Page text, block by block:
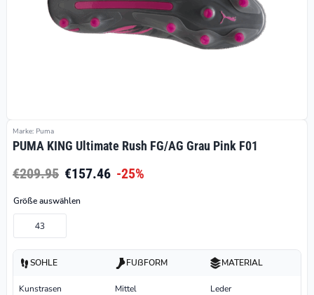
Marke: Puma
PUMA KING Ultimate Rush FG/AG Grau Pink F01
€209.95 €157.46 -25%
Größe auswählen
43
SOHLE
Kunstrasen
FUßFORM
Mittel
MATERIAL
Leder